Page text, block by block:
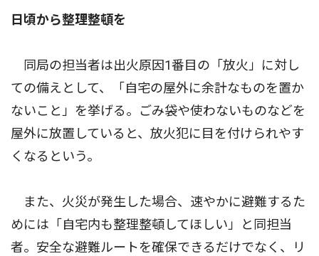
日頃から整理整頓を
同局の担当者は出火原因1番目の「放火」に対し
ての備えとして、「自宅の屋外に余計なものを置か
ないこと」を挙げる。ごみ袋や使わないものなどを
屋外に放置していると、放火犯に目を付けられやす
くなるという。
また、火災が発生した場合、速やかに避難するた
めには「自宅内も整理整頓してほしい」と同担当
者。安全な避難ルートを確保できるだけでなく、リ